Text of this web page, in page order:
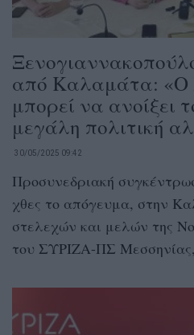
από Καλαμάτα:
μπορεί να ανοίξει
μεγάλη πολιτική
30/05/2025 09:42
Προσυνεδριακή
χθες το απόγευμα, στην
στελεχών και μελών της
του ΣΥΡΙΖΑ-ΠΣ